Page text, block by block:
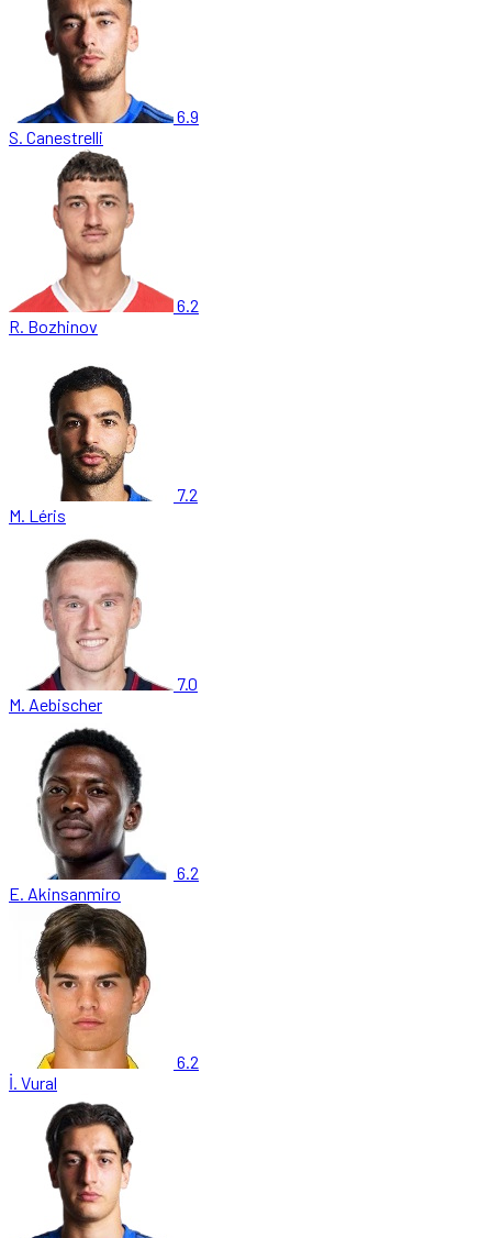
6.9
S. Canestrelli
6.2
R. Bozhinov
7.2
M. Léris
7.0
M. Aebischer
6.2
E. Akinsanmiro
6.2
İ. Vural